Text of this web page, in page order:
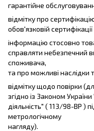
гарантійне
відмітку про
обов'язковій сертифікації
інформацію стосовно
справляти небезпечний
споживача,
та про можливі наслідки
відмітку щодо повірки
згідно із Законом
діяльність" ( 113/98-ВР )
метрологічному
нагляду).